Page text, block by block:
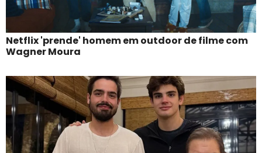
Netflix 'prende' homem em outdoor de filme com
Wagner Moura